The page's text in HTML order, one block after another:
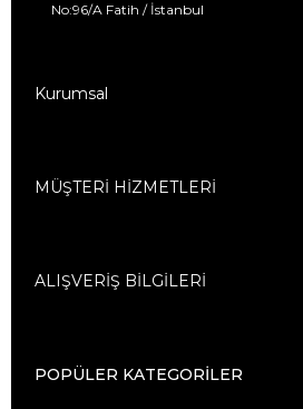
No:96/A Fatih / İstanbul
Kurumsal
MÜŞTERİ HİZMETLERİ
ALIŞVERİŞ BİLGİLERİ
POPÜLER KATEGORİLER